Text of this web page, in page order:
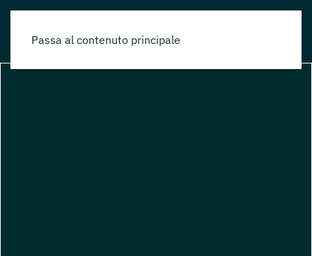
Passa al contenuto principale